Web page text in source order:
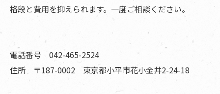
格段と費用を抑えられます。一度ご相談ください。
電話番号 042-465-2524
住所 〒187-0002 東京都小平市花小金井2-24-18